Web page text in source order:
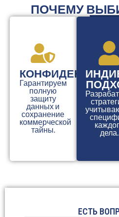
ПОЧЕМУ
Гарантируем
полную
защиту
данных и
сохранение
коммерческой
тайны.
дела.
ЕСТЬ